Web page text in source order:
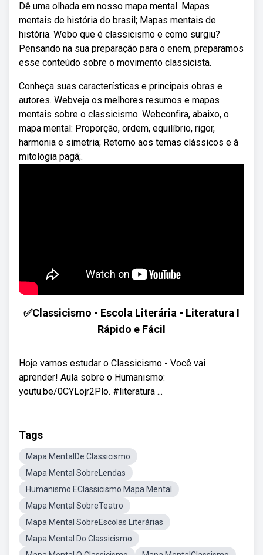
Dê uma olhada em nosso mapa mental. Mapas
mentais de história do brasil; Mapas mentais de
história. Webo que é classicismo e como surgiu?
Pensando na sua preparação para o enem, preparamos
esse conteúdo sobre o movimento classicista.
Conheça suas características e principais obras e
autores. Webveja os melhores resumos e mapas
mentais sobre o classicismo. Webconfira, abaixo, o
mapa mental: Proporção, ordem, equilíbrio, rigor,
harmonia e simetria; Retorno aos temas clássicos e à
mitologia pagã;.
✅Classicismo - Escola Literária - Literatura I
Rápido e Fácil
Hoje vamos estudar o Classicismo - Você vai
aprender! Aula sobre o Humanismo:
youtu.be/0CYLojr2Plo. #literatura ...
Tags
Mapa MentalDe Classicismo
Mapa Mental SobreLendas
Humanismo EClassicismo Mapa Mental
Mapa Mental SobreTeatro
Mapa Mental SobreEscolas Literárias
Mapa Mental Do Classicismo